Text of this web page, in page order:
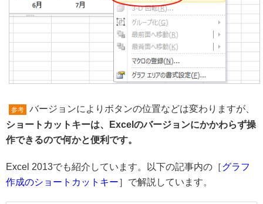
参考
バージョンによりボタンの位置などは変わりますが、
ショートカットキーは、Excelのバージョンにかかわらず操
作できるので何かと便利です。
Excel 2013でも紹介しています。以下の記事内の［グラフ
作成のショートカットキー］で解説しています。